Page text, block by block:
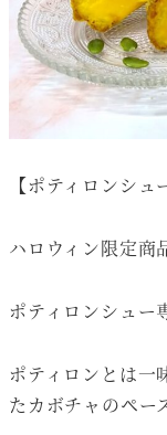
【ポティロンシュ
ハロウィン限定商
ポティロンシュー
ポティロンとは一
たカボチャのペー